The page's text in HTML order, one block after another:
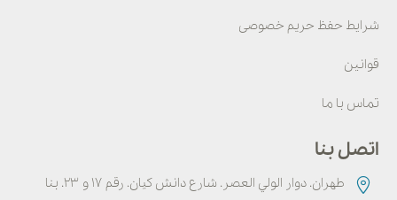
شرایط حفظ حریم خصوصی
قوانین
تماس با ما
اتصل بنا
طهران. دوار الولي العصر. شارع دانش كيان. رقم ۱۷ و ۲۳. بنا